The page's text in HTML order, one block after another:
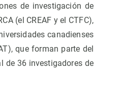
de investigación de
(el CREAF y el CTFC),
canadienses
que forman parte del
de 36 investigadores de